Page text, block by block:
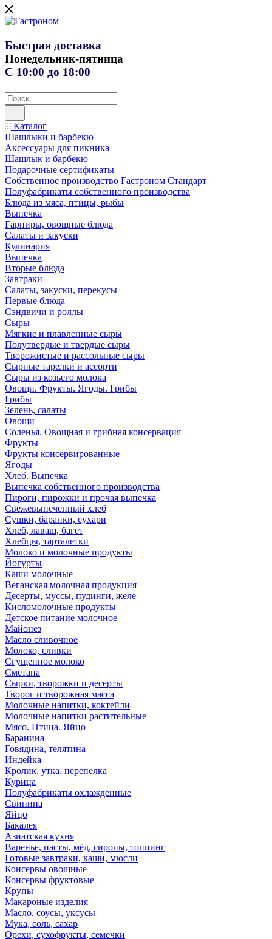
Быстрая доставка
Понедельник-пятница
С 10:00 до 18:00
Каталог
Шашлыки и барбекю
Аксессуары для пикника
Шашлык и барбекю
Подарочные сертификаты
Собственное производство Гастроном Стандарт
Полуфабрикаты собственного производства
Блюда из мяса, птицы, рыбы
Выпечка
Гарниры, овощные блюда
Салаты и закуски
Кулинария
Выпечка
Вторые блюда
Завтраки
Салаты, закуски, перекусы
Первые блюда
Сэндвичи и роллы
Сыры
Мягкие и плавленные сыры
Полутвердые и твердые сыры
Творожистые и рассольные сыры
Сырные тарелки и ассорти
Сыры из козьего молока
Овощи. Фрукты. Ягоды. Грибы
Грибы
Зелень, салаты
Овощи
Соленья. Овощная и грибная консервация
Фрукты
Фрукты консервированные
Ягоды
Хлеб. Выпечка
Выпечка собственного производства
Пироги, пирожки и прочая выпечка
Свежевыпеченный хлеб
Сушки, баранки, сухари
Хлеб, лаваш, багет
Хлебцы, тарталетки
Молоко и молочные продукты
Йогурты
Каши молочные
Веганская молочная продукция
Десерты, муссы, пудинги, желе
Кисломолочные продукты
Детское питание молочное
Майонез
Масло сливочное
Молоко, сливки
Сгущенное молоко
Сметана
Сырки, творожки и десерты
Творог и творожная масса
Молочные напитки, коктейли
Молочные напитки растительные
Мясо. Птица. Яйцо
Баранина
Говядина, телятина
Индейка
Кролик, утка, перепелка
Курица
Полуфабрикаты охлажденные
Свинина
Яйцо
Бакалея
Азиатская кухня
Варенье, пасты, мёд, сиропы, топпинг
Готовые завтраки, каши, мюсли
Консервы овощные
Консервы фруктовые
Крупы
Макароные изделия
Масло, соусы, уксусы
Мука, соль, сахар
Орехи, сухофрукты, семечки